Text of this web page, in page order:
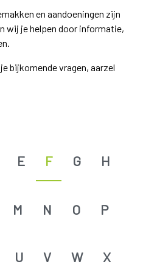
en aandoeningen zijn
wij je helpen door informatie,
bijkomende vragen, aarzel
E F G H
M N O P
U V W X